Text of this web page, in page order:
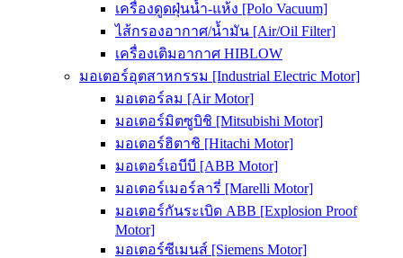
เครื่องดูดฝุ่นน้ำ-แห้ง [Polo Vacuum]
ไส้กรองอากาศ/น้ำมัน [Air/Oil Filter]
เครื่องเติมอากาศ HIBLOW
มอเตอร์อุตสาหกรรม [Industrial Electric Motor]
มอเตอร์ลม [Air Motor]
มอเตอร์มิตซูบิชิ [Mitsubishi Motor]
มอเตอร์ฮิตาชิ [Hitachi Motor]
มอเตอร์เอบีบี [ABB Motor]
มอเตอร์เมอร์ลารี่ [Marelli Motor]
มอเตอร์กันระเบิด ABB [Explosion Proof
Motor]
มอเตอร์ซีเมนส์ [Siemens Motor]